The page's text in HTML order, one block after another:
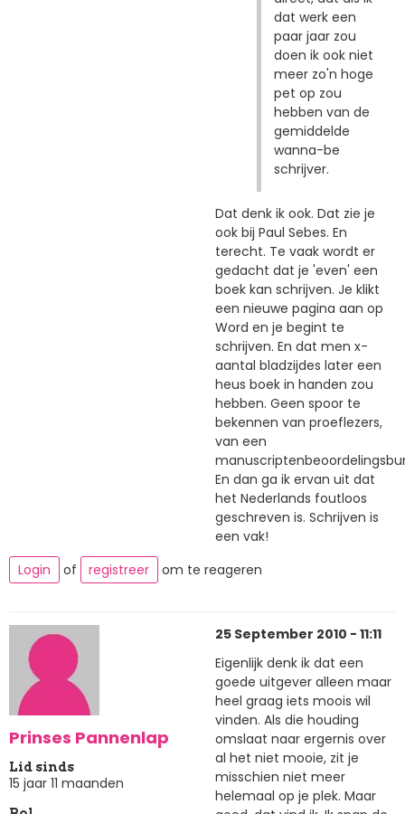
dat werk een
paar jaar zou
doen ik ook niet
meer zo'n hoge
pet op zou
hebben van de
gemiddelde
wanna-be
schrijver.
Dat denk ik ook. Dat zie je
ook bij Paul Sebes. En
terecht. Te vaak wordt er
gedacht dat je 'even' een
boek kan schrijven. Je klikt
een nieuwe pagina aan op
Word en je begint te
schrijven. En dat men x-
aantal bladzijdes later een
heus boek in handen zou
hebben. Geen spoor te
bekennen van proeflezers,
van een
En dan ga ik ervan uit dat
het Nederlands foutloos
geschreven is. Schrijven is
een vak!
Login
of registreer om te reageren
Prinses Pannenlap
Lid sinds
15 jaar 11 maanden
25 September 2010 - 11:11
Eigenlijk denk ik dat een
goede uitgever alleen maar
heel graag iets moois wil
vinden. Als die houding
omslaat naar ergernis over
al het niet mooie, zit je
misschien niet meer
helemaal op je plek. Maar